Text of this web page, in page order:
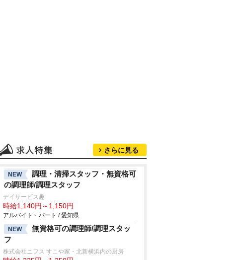
さらに見る
NEW
調理・清掃スタッフ・無資格可
の調理師/調理スタッフ
デイサービス趣
時給1,140円～1,150円
アルバイト・パート / 愛知県
NEW
無資格可の調理師/調理スタッ
フ
株式会社ニフス すこや家・北新横浜内の厨房